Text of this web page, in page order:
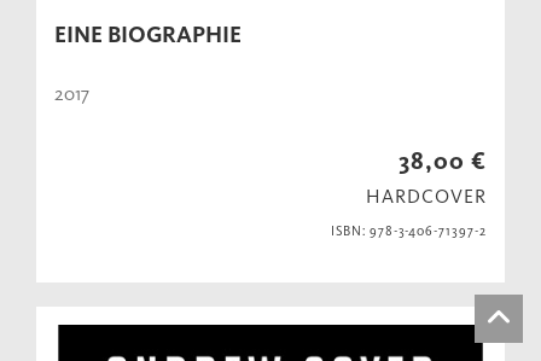
EINE BIOGRAPHIE
2017
38,00 €
HARDCOVER
ISBN: 978-3-406-71397-2